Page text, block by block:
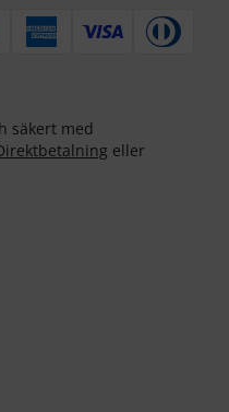
säkert med
eller